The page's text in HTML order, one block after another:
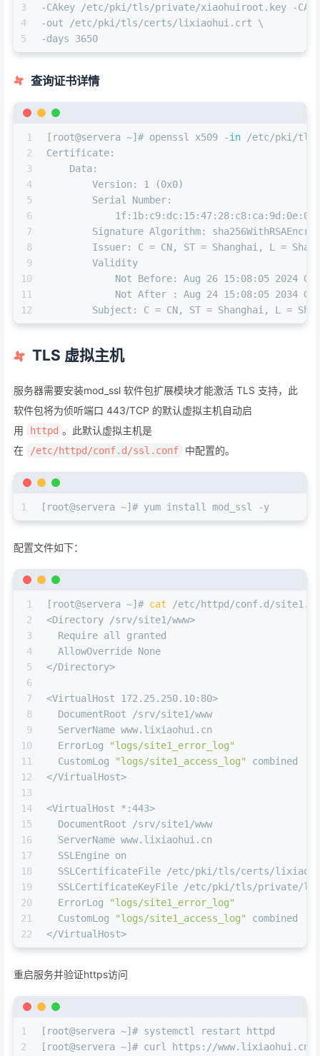
3
4
5
-CAkey /etc/pki/tls/private/xiaohuiroot.key -
-out /etc/pki/tls/certs/lixiaohui.crt \
-days 3650
查询证书详情
1
2
3
4
5
6
7
8
9
10
11
12
[root@servera ~]# openssl x509 -in /etc/pki/tls/
Certificate:
    Data:
        Version: 1 (0x0)
        Serial Number:
Signature Algorithm:
Issuer: C = CN, ST = Shanghai, L =
        Validity
            Not Before: Aug 26 15:08:05 2024 GMT
            Not After : Aug 24 15:08:05 2034 GMT
Subject: C = CN, ST = Shanghai, L =
TLS 虚拟主机
服务器需要安装mod_ssl 软件包扩展模块才能激活 TLS 支持，此
软件包将为侦听端口 443/TCP 的默认虚拟主机自动启
用
httpd 。此默认虚拟主机是
在
/etc/httpd/conf.d/ssl.conf 中配置的。
1 [root@servera ~]# yum install mod_ssl -y
配置文件如下：
1
2
3
4
5
6
7
8
9
10
11
12
13
14
15
16
17
18
19
20
21
22
[root@servera ~]# cat /etc/httpd/conf.d/
<Directory /srv/site1/www>
  Require all granted
  AllowOverride None
</Directory>
<VirtualHost 172.25.250.10:80>
  DocumentRoot /srv/site1/www
  ServerName www.lixiaohui.cn
  ErrorLog
"logs/site1_error_log"
  CustomLog
"logs/site1_access_log"
combined
</VirtualHost>
<VirtualHost *:443>
  DocumentRoot /srv/site1/www
  ServerName www.lixiaohui.cn
  SSLEngine on
SSLCertificateFile /etc/pki/tls/certs/
SSLCertificateKeyFile /etc/pki/tls/private/
  ErrorLog
"logs/site1_error_log"
  CustomLog
"logs/site1_access_log"
combined
</VirtualHost>
重启服务并验证https访问
1
2
[root@servera ~]# systemctl restart httpd
[root@servera ~]# curl https://www.lixiaohui.cn